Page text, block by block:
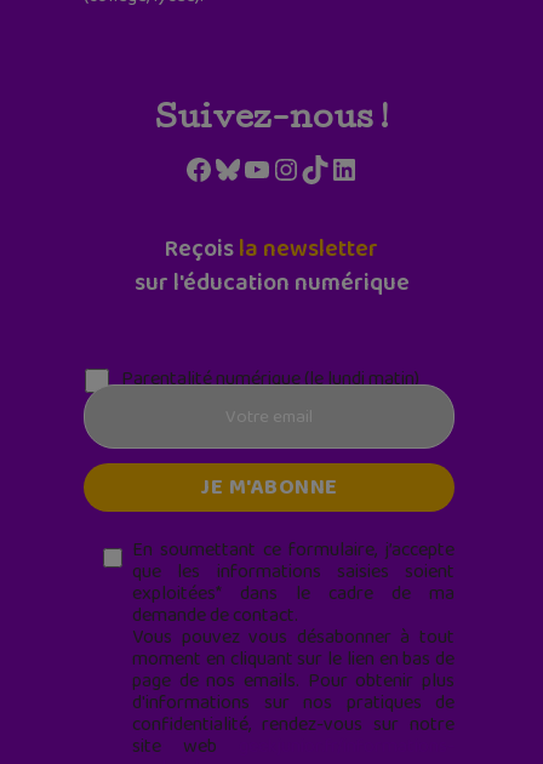
Suivez-nous !
Facebook
Bluesky
YouTube
Instagram
TikTokLinkedIn
Reçoisla newsletter
sur l'éducation numérique
Parentalité numérique (le lundi matin)
En soumettant ce formulaire, j’accepte
que les informations saisies soient
exploitées* dans le cadre de ma
demande de contact.
Vous pouvez vous désabonner à tout
moment en cliquant sur le lien en bas de
page de nos emails. Pour obtenir plus
d'informations sur nos pratiques de
confidentialité, rendez-vous sur notre
site web